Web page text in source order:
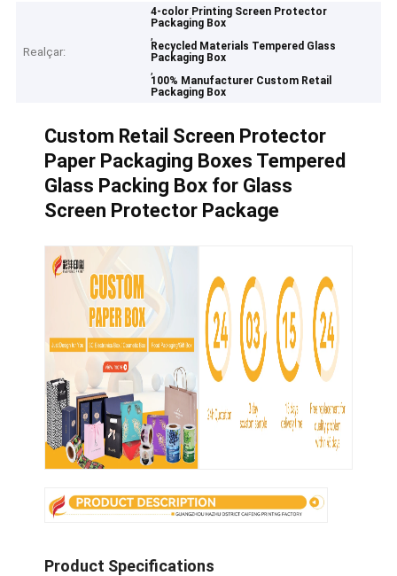
Realçar:
4-color Printing Screen Protector
Packaging Box
,
Recycled Materials Tempered Glass
Packaging Box
,
100% Manufacturer Custom Retail
Packaging Box
Custom Retail Screen Protector
Paper Packaging Boxes Tempered
Glass Packing Box for Glass
Screen Protector Package
Product Specifications